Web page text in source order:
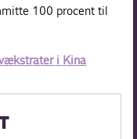
100 procent til
i Kina